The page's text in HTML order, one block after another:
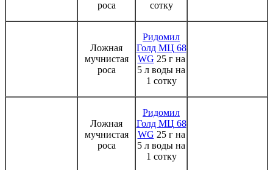
роса
сотку
Ложная
мучнистая
роса
Ридомил
Голд МЦ 68
WG 25 г на
5 л воды на
1 сотку
Ложная
мучнистая
роса
Ридомил
Голд МЦ 68
WG 25 г на
5 л воды на
1 сотку